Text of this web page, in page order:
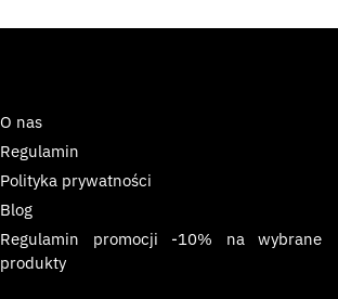
O nas
Regulamin
Polityka prywatności
Blog
Regulamin promocji -10% na wybrane
produkty